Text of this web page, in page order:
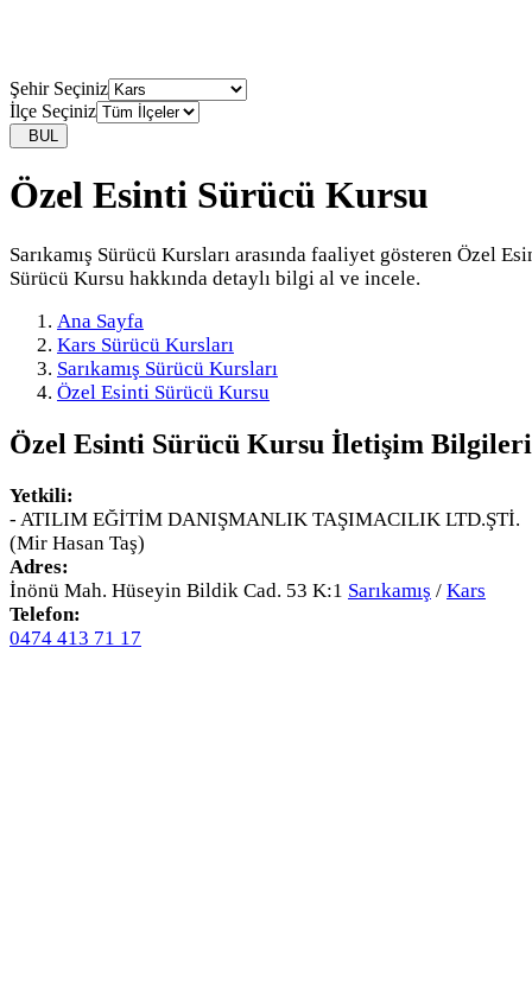
Şehir Seçiniz
İlçe Seçiniz
BUL
Özel Esinti Sürücü Kursu
Sarıkamış Sürücü Kursları arasında faaliyet gösteren Özel
Sürücü Kursu hakkında detaylı bilgi al ve incele.
Ana Sayfa
Kars Sürücü Kursları
Sarıkamış Sürücü Kursları
Özel Esinti Sürücü Kursu
Özel Esinti Sürücü Kursu İletişim Bilgileri
Yetkili:
- ATILIM EĞİTİM DANIŞMANLIK TAŞIMACILIK LTD.ŞTİ.
(Mir Hasan Taş)
Adres:
İnönü Mah. Hüseyin Bildik Cad. 53 K:1 Sarıkamış / Kars
Telefon:
0474 413 71 17